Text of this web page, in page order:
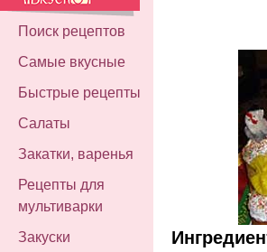
Поиск рецептов
Самые вкусные
Быстрые рецепты
Салаты
Закатки, варенья
Рецепты для
мультиварки
Закуски